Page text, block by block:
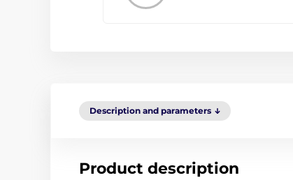
Description and parameters
Product description